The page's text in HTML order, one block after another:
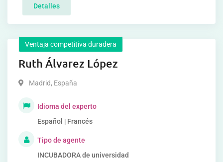
Detalles
Ventaja competitiva duradera
Ruth Álvarez López
Madrid, España
Idioma del experto
Español | Francés
Tipo de agente
INCUBADORA de universidad